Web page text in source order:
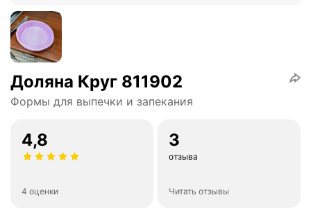
Доляна Круг 811902
Формы для выпечки и запекания
4,8
4 оценки
3
отзыва
Читать отзывы